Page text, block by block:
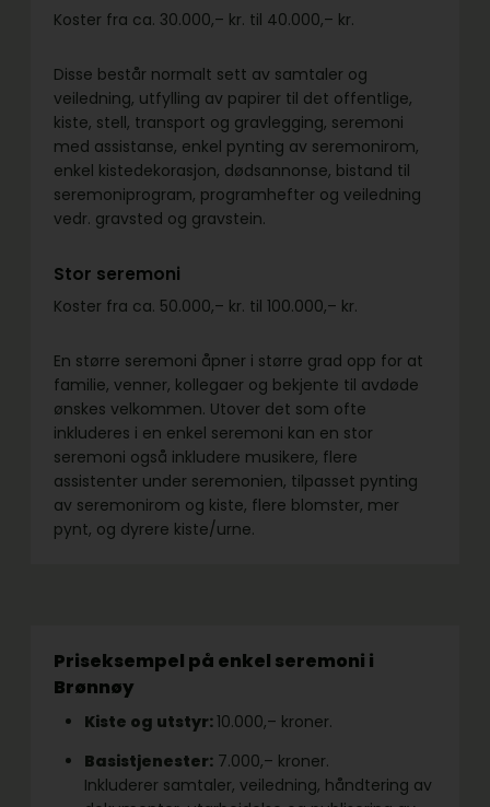
Koster fra ca. 30.000,– kr. til 40.000,– kr.
Disse består normalt sett av samtaler og
veiledning, utfylling av papirer til det offentlige,
kiste, stell, transport og gravlegging, seremoni
med assistanse, enkel pynting av seremonirom,
enkel kistedekorasjon, dødsannonse, bistand til
seremoniprogram, programhefter og veiledning
vedr. gravsted og gravstein.
Stor seremoni
Koster fra ca. 50.000,– kr. til 100.000,– kr.
En større seremoni åpner i større grad opp for at
familie, venner, kollegaer og bekjente til avdøde
ønskes velkommen. Utover det som ofte
inkluderes i en enkel seremoni kan en stor
seremoni også inkludere musikere, flere
assistenter under seremonien, tilpasset pynting
av seremonirom og kiste, flere blomster, mer
pynt, og dyrere kiste/urne.
Priseksempel på enkel seremoni i
Brønnøy
Kiste og utstyr:10.000,– kroner.
Basistjenester: 7.000,– kroner.
Inkluderer samtaler, veiledning, håndtering av